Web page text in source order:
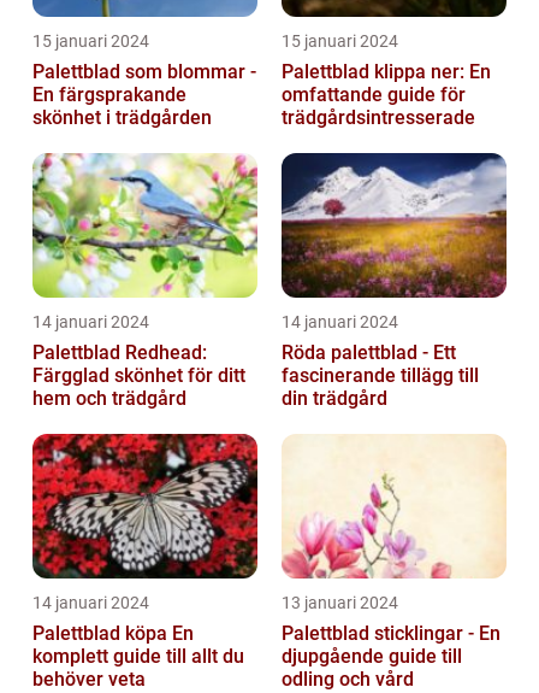
15 januari 2024
Palettblad som blommar -
En färgsprakande
skönhet i trädgården
15 januari 2024
Palettblad klippa ner: En
omfattande guide för
trädgårdsintresserade
14 januari 2024
Palettblad Redhead:
Färgglad skönhet för ditt
hem och trädgård
14 januari 2024
Röda palettblad - Ett
fascinerande tillägg till
din trädgård
14 januari 2024
Palettblad köpa En
komplett guide till allt du
behöver veta
13 januari 2024
Palettblad sticklingar - En
djupgående guide till
odling och vård